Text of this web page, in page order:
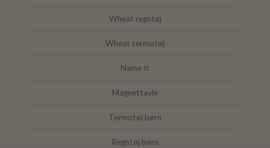
Wheat regntøj
Wheat termotøj
Name It
Magnettavle
Termotøj børn
Regntøj børn